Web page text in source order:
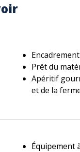
Prêt du
Apéritif
et de la
Équipement